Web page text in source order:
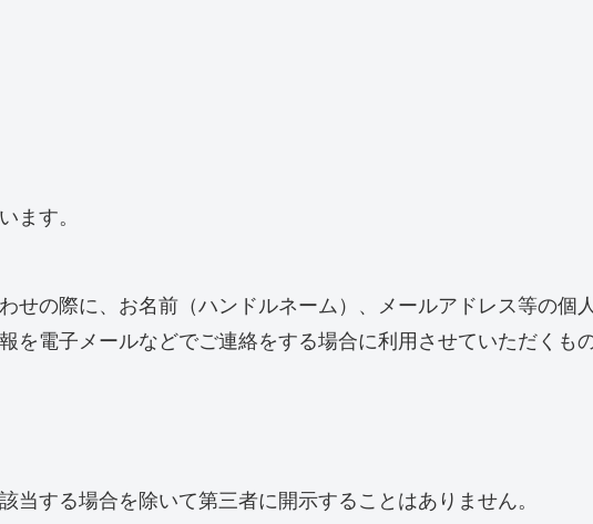
ます。
せの際に、お名前（ハンドルネーム）、メールアドレス等の個
を電子メールなどでご連絡をする場合に利用させていただくも
する場合を除いて第三者に開示することはありません。